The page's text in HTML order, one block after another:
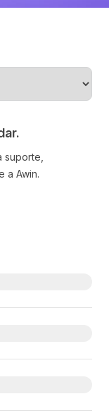
suporte,
a Awin.